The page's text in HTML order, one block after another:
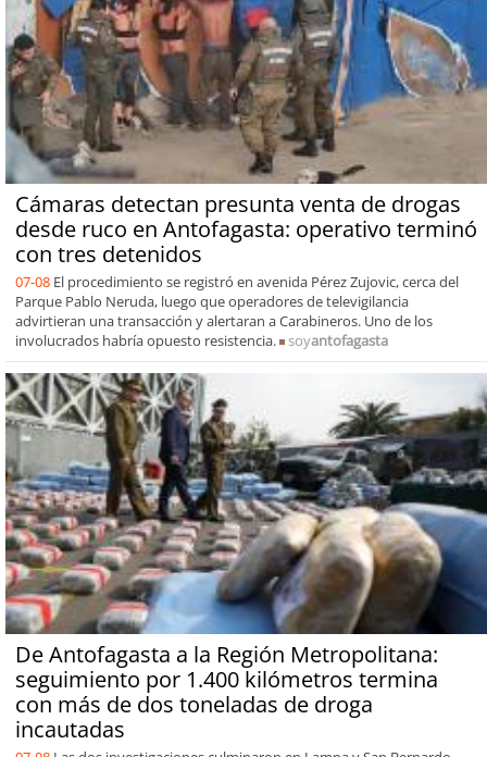
Cámaras detectan presunta venta de drogas
desde ruco en Antofagasta: operativo terminó
con tres detenidos
07-08 El procedimiento se registró en avenida Pérez Zujovic, cerca del
Parque Pablo Neruda, luego que operadores de televigilancia
advirtieran una transacción y alertaran a Carabineros. Uno de los
involucrados habría opuesto resistencia.
soyantofagasta
De Antofagasta a la Región Metropolitana:
seguimiento por 1.400 kilómetros termina
con más de dos toneladas de droga
incautadas